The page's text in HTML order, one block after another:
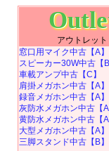
アウトレット
窓口用マイク中古【A】
スピーカー30W中古【B
車載アンプ中古【C】
肩掛メガホン中古【A】
録音メガホン中古【A】
灰防水メガホン中古【A
黄防水メガホン中古【A
大型メガホン中古【A】
三脚スタンド中古【B】